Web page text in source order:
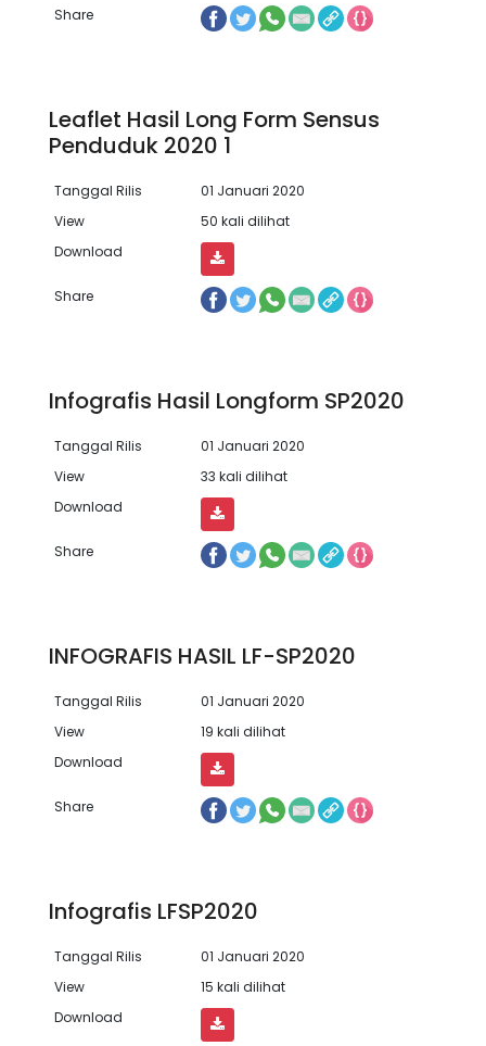
Share
Leaflet Hasil Long Form Sensus
Penduduk 2020 1
Tanggal Rilis
01 Januari 2020
View
50 kali dilihat
Download
Share
Infografis Hasil Longform SP2020
Tanggal Rilis
01 Januari 2020
View
33 kali dilihat
Download
Share
INFOGRAFIS HASIL LF-SP2020
Tanggal Rilis
01 Januari 2020
View
19 kali dilihat
Download
Share
Infografis LFSP2020
Tanggal Rilis
01 Januari 2020
View
15 kali dilihat
Download